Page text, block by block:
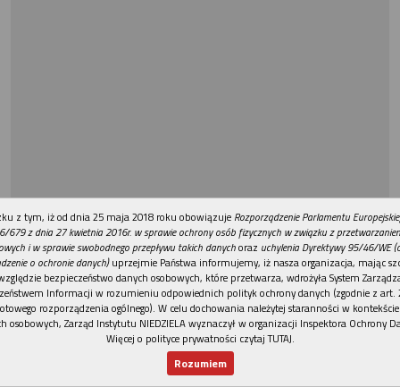
REKLAMA
z tym, iż od dnia 25 maja 2018 roku obowiązuje Rozporządzenie Parlamentu
679 z dnia 27 kwietnia 2016r. w sprawie ochrony osób fizycznych w związku z
i w sprawie swobodnego przepływu takich danychoraz uchylenia Dyrektywy 95/46/WE
o ochronie danych)uprzejmie Państwa informujemy, iż nasza organizacja, mając
bezpieczeństwo danych osobowych, które przetwarza, wdrożyła System
Informacji w rozumieniu odpowiednich polityk ochrony danych (zgodnie z art.
rozporządzenia ogólnego). W celu dochowania należytej staranności w
osobowych, Zarząd Instytutu NIEDZIELA wyznaczył w organizacji Inspektora Ochrony
Więcej o polityce prywatności czytaj TUTAJ.
Rozumiem